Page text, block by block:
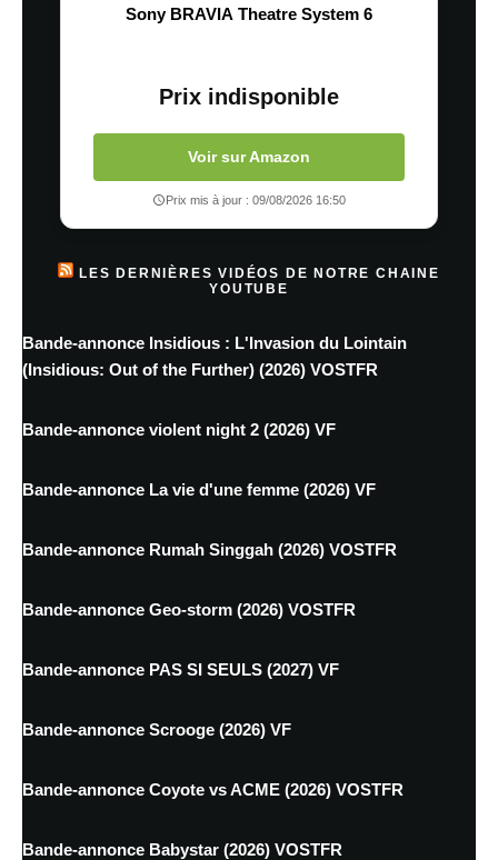
Sony BRAVIA Theatre System 6
Prix indisponible
Voir sur Amazon
Prix mis à jour : 09/08/2026 16:50
LES DERNIÈRES VIDÉOS DE NOTRE CHAINE
YOUTUBE
Bande-annonce Insidious : L'Invasion du Lointain
(Insidious: Out of the Further) (2026) VOSTFR
Bande-annonce violent night 2 (2026) VF
Bande-annonce La vie d'une femme (2026) VF
Bande-annonce Rumah Singgah (2026) VOSTFR
Bande-annonce Geo-storm (2026) VOSTFR
Bande-annonce PAS SI SEULS (2027) VF
Bande-annonce Scrooge (2026) VF
Bande-annonce Coyote vs ACME (2026) VOSTFR
Bande-annonce Babystar (2026) VOSTFR